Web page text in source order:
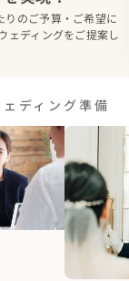
りのご予算・ご希望に
ェディングをご提案し
ディング準備